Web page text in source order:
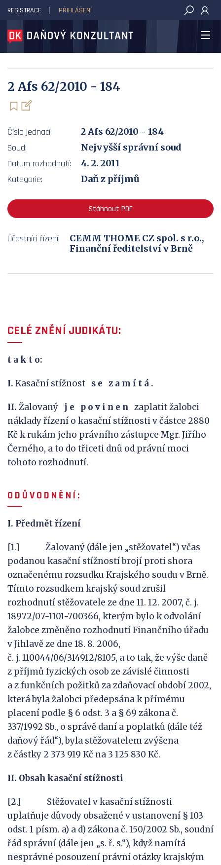
DAŇOVÝ KONZULTANT
REGISTRACE PŘIHLÁŠENÍ
2 Afs 62/2010 - 184
Číslo jednací:
2 Afs 62/2010 - 184
Soud:
Nejvyšší správní soud
Datum rozhodnutí:
4. 2. 2011
Kategorie:
Daň z příjmů
Stáhnout PDF
Účastníci řízení:
CEMM THOME CZ spol. s r.o.,
Finanční ředitelství v Brně
CELÉ ZNĚNÍ JUDIKÁTU:
t a k t o:
I. Kasační stížnost s e z a m í t á .
II. Žalovaný j e p o v i n e n zaplatit žalobci
náklady řízení o kasační stížnosti v částce 2880
Kč k rukám jeho právního zástupce Mgr. Jiřího
Černého, a to do třiceti dnů od právní moci
tohoto rozhodnutí.
O D Ů VO D N Ě N Í :
I. Předmět řízení
[1.] Žalovaný (dále jen „stěžovatel“) včas
podanou kasační stížností brojí proti shora
označenému rozsudku Krajského soudu v Brně.
Tímto rozsudkem krajský soud zrušil
rozhodnutí stěžovatele ze dne 11. 12. 2007, č. j.
18972/07-1101-700366, kterým bylo k odvolání
žalobce změněno rozhodnutí Finančního úřadu
v Jihlavě ze dne 18. 8. 2006,
č. j. 110044/06/314912/8105, a to tak, že výše daně
z příjmů fyzických osob ze závislé činnosti
a z funkčních požitků za zdaňovací období 2002,
která byla žalobci předepsána k přímému
placení podle § 6 odst. 3 a § 69 zákona č.
337/1992 Sb., o správě daní a poplatků (dále též
daňový řád“), byla stěžovatelem zvýšena
z částky 2 373 919 Kč na 3 125 830 Kč.
II. Obsah kasační stížnosti
[2.] Stěžovatel v kasační stížnosti
uplatňuje důvody obsažené v ustanovení § 103
odst. 1 písm. a) a d) zákona č. 150/2002 Sb., soudní
řád správní (dále jen „s. ř. s.“), když namítá
nesprávné posouzení právní otázky krajským